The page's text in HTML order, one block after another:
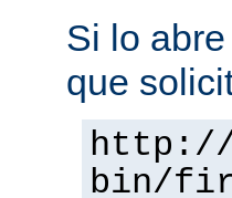
Si lo
que
http://
bin/